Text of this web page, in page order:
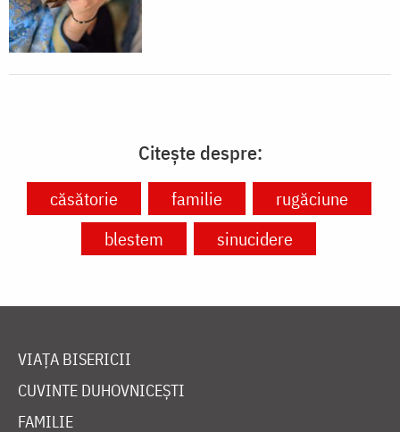
Citește despre:
căsătorie familie
rugăciune
blestem
sinucidere
VIAȚA BISERICII
CUVINTE DUHOVNICEȘTI
FAMILIE